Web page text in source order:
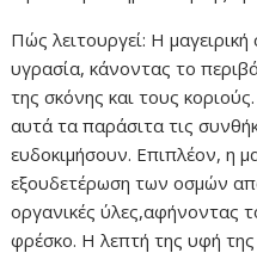
Πώς λειτουργεί: Η
υγρασία, κάνοντας το
της σκόνης και τους
αυτά τα παράσιτα τις
ευδοκιμήσουν. Επιπλέον, η
εξουδετέρωση των οσμών
οργανικές ύλες,αφήνοντας
φρέσκο. Η λεπτή της υφή της